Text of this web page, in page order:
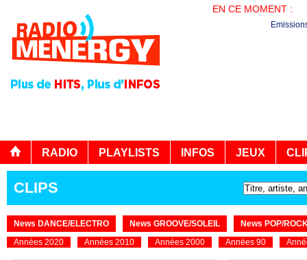
EN CE MOMENT :
RADIO PLAYLISTS INFOS JEUX
CLIPS
News DANCE/ELECTRO News GROOVE/SOLEIL
News POP/
Années 2020
Années 2010 Années 2000 Années 90